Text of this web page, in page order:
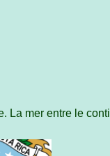
La mer entre le